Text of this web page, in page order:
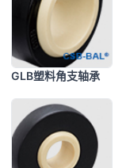
GLB塑料角支轴承